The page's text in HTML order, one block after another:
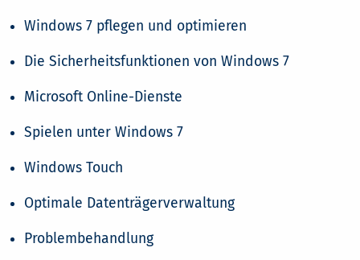
Windows 7 pflegen und optimieren
Die Sicherheitsfunktionen von Windows 7
Microsoft Online-Dienste
Spielen unter Windows 7
Windows Touch
Optimale Datenträgerverwaltung
Problembehandlung